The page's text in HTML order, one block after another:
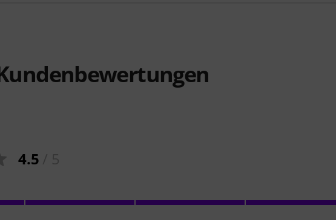
4.5